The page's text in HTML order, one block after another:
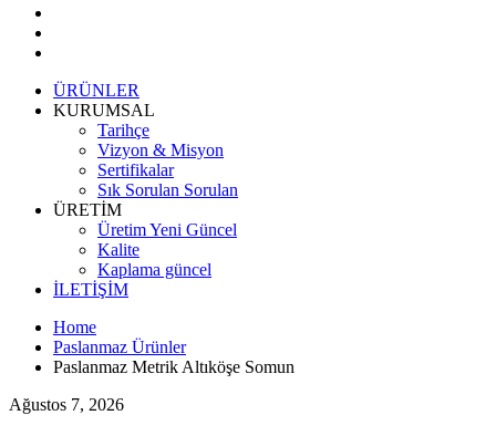
ÜRÜNLER
KURUMSAL
Tarihçe
Vizyon & Misyon
Sertifikalar
Sık Sorulan Sorulan
ÜRETİM
Üretim Yeni Güncel
Kalite
Kaplama güncel
İLETİŞİM
Home
Paslanmaz Ürünler
Paslanmaz Metrik Altıköşe Somun
Ağustos 7, 2026